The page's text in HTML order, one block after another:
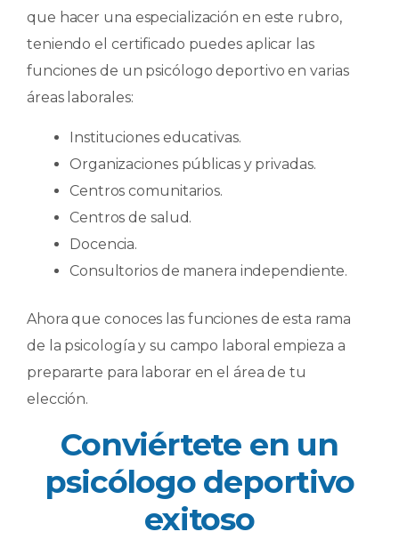
que hacer una especialización en este rubro,
teniendo el certificado puedes aplicar las
funciones de un psicólogo deportivo en varias
áreas laborales:
Instituciones educativas.
Organizaciones públicas y privadas.
Centros comunitarios.
Centros de salud.
Docencia.
Consultorios de manera independiente.
Ahora que conoces las funciones de esta rama
de la psicología y su campo laboral empieza a
prepararte para laborar en el área de tu
elección.
Conviértete en un
psicólogo deportivo
exitoso